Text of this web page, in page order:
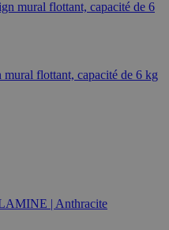
flottant, capacité de 6 kg